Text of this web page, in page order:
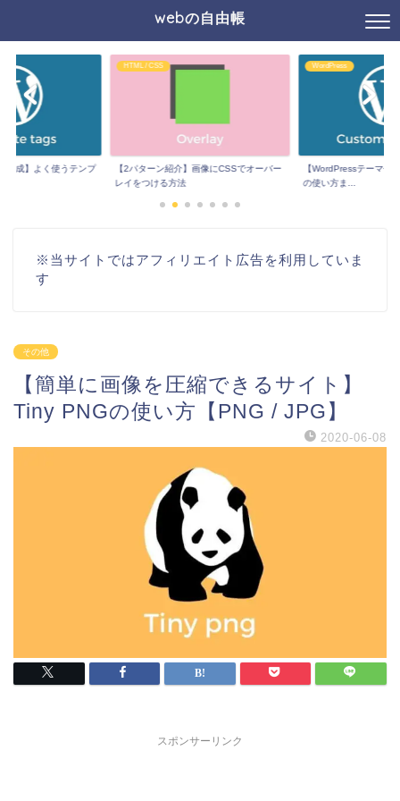
webの自由帳
作成】よく使うテンプ
HTML / CSS
【2パターン紹介】画像にCSSでオーバー
レイをつける方法
WordPress
【WordPressテーマ作
の使い方ま...
※当サイトではアフィリエイト広告を利用していま
す
その他
【簡単に画像を圧縮できるサイト】
Tiny PNGの使い方【PNG / JPG】
2020-06-08
スポンサーリンク